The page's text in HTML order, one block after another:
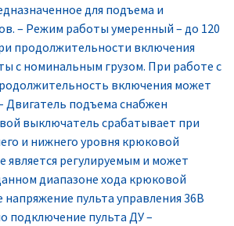
для подъема и
– Режим работы умеренный – до 120
продолжительности включения
с номинальным грузом. При работе с
включения может
Двигатель подъема снабжен
выключатель срабатывает при
и нижнего уровня крюковой
является регулируемым и может
диапазоне хода крюковой
напряжение пульта управления 36В
подключение пульта ДУ –